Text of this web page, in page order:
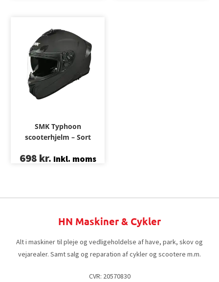
SMK Typhoon
scooterhjelm – Sort
698 kr. Inkl. moms
HN Maskiner & Cykler
Alt i maskiner til pleje og vedligeholdelse af have, park, skov og
vejarealer. Samt salg og reparation af cykler og scootere m.m.
CVR: 20570830